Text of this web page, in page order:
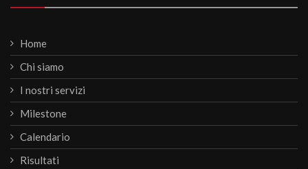
Home
Chi siamo
I nostri servizi
Milestone
Calendario
Risultati